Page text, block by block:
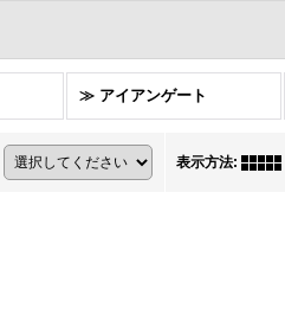
≫ アイアンゲート
表示方法: